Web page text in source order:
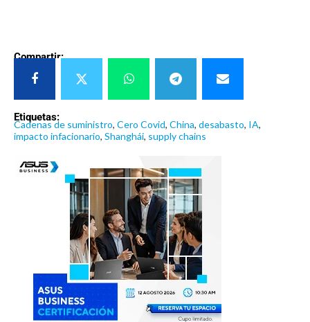
Compartir:
Etiquetas:
Cadenas de suministro, Cero Covid, China, desabasto, IA,
impacto infacionario, Shanghái, supply chains